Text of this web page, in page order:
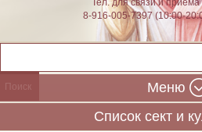
Тел. для связи и
8-916-005-7397 (10:00-
Меню
Cписок сект и